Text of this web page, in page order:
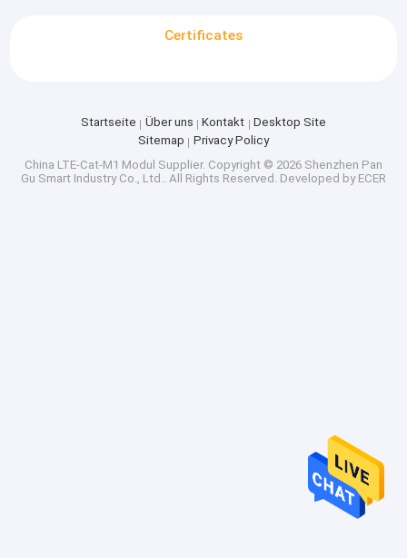
Certificates
Startseite Über uns Kontakt
Desktop Site
Sitemap
Privacy Policy
China LTE-Cat-M1 Modul Supplier. Copyright © 2026 Shenzhen Pan
Gu Smart Industry Co., Ltd.. All Rights Reserved. Developed by ECER